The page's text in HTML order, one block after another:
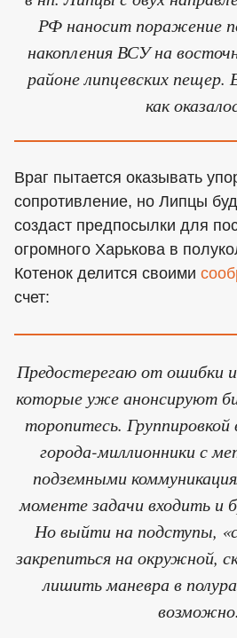
РФ наносит поражение
накопления ВСУ на
районе липцевских
как
Враг пытается оказывать
сопротивление, но Липцы
создаст предпосылки для
огромного Харькова в
Котенок делится своими
счет:
Предостерегаю от ошибки
которые уже анонсируют
торопитесь.
города-миллионники с
подземными
моменте задачи входить и
Но выйти на подступы,
закрепиться на окружной,
лишить маневра в
возможно.